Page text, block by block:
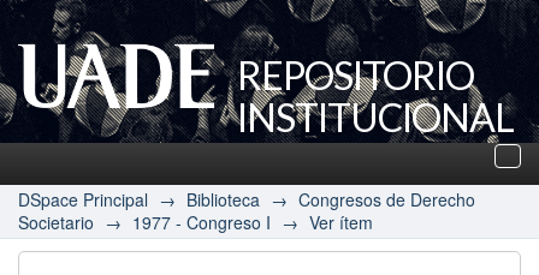
REPOSITORIO
INSTITUCIONAL
UADE
DSpace Principal → Biblioteca → Congresos de Derecho
Societario → 1977 - Congreso I → Ver ítem